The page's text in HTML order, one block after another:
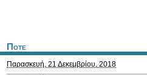
Ποτε
Παρασκευή, 21 Δεκεμβρίου, 2018